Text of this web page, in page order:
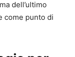
dell’ultimo
come punto di